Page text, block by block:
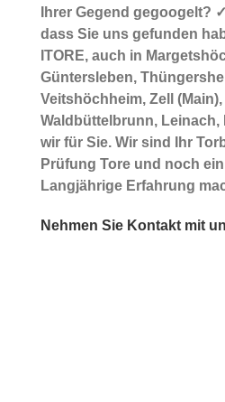
Ihrer Gegend gegoogelt?
dass Sie uns gefunden
ITORE, auch in
Güntersleben,
Veitshöchheim, Zell
Waldbüttelbrunn, Leinach,
wir für Sie. Wir sind Ihr
Prüfung Tore und noch
Langjährige Erfahrung
Nehmen Sie Kontakt mit